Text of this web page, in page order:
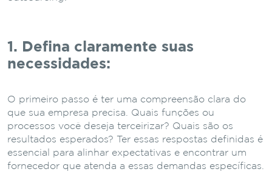
1. Defina claramente suas
necessidades:
O primeiro passo é ter uma compreensão clara do
que sua empresa precisa. Quais funções ou
processos você deseja terceirizar? Quais são os
resultados esperados? Ter essas respostas definidas é
essencial para alinhar expectativas e encontrar um
fornecedor que atenda a essas demandas específicas.